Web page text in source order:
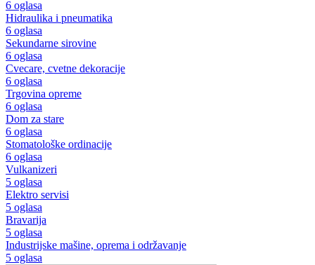
6 oglasa
Hidraulika i pneumatika
6 oglasa
Sekundarne sirovine
6 oglasa
Cvecare, cvetne dekoracije
6 oglasa
Trgovina opreme
6 oglasa
Dom za stare
6 oglasa
Stomatološke ordinacije
6 oglasa
Vulkanizeri
5 oglasa
Elektro servisi
5 oglasa
Bravarija
5 oglasa
Industrijske mašine, oprema i održavanje
5 oglasa